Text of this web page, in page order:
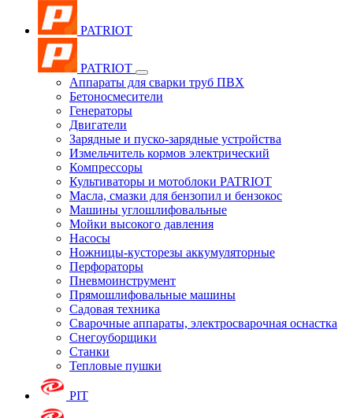
PATRIOT
PATRIOT
Аппараты для сварки труб ПВХ
Бетоносмесители
Генераторы
Двигатели
Зарядные и пуско-зарядные устройства
Измельчитель кормов электрический
Компрессоры
Культиваторы и мотоблоки PATRIOT
Масла, смазки для бензопил и бензокос
Машины углошлифовальные
Мойки высокого давления
Насосы
Ножницы-кусторезы аккумуляторные
Перфораторы
Пневмоинструмент
Прямошлифовальные машины
Садовая техника
Сварочные аппараты, электросварочная оснастка
Снегоуборщики
Станки
Тепловые пушки
PIT